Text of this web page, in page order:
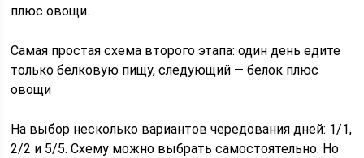
плюс овощи.
Самая простая схема второго этапа: один день едите
только белковую пищу, следующий — белок плюс
овощи
На выбор несколько вариантов чередования дней: 1/1,
2/2 и 5/5. Схему можно выбрать самостоятельно. Но